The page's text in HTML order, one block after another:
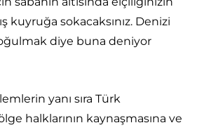
kuyruğa sokacaksınız. Denizi
diye buna deniyor
yanı sıra Türk
halklarının kaynaşmasına ve